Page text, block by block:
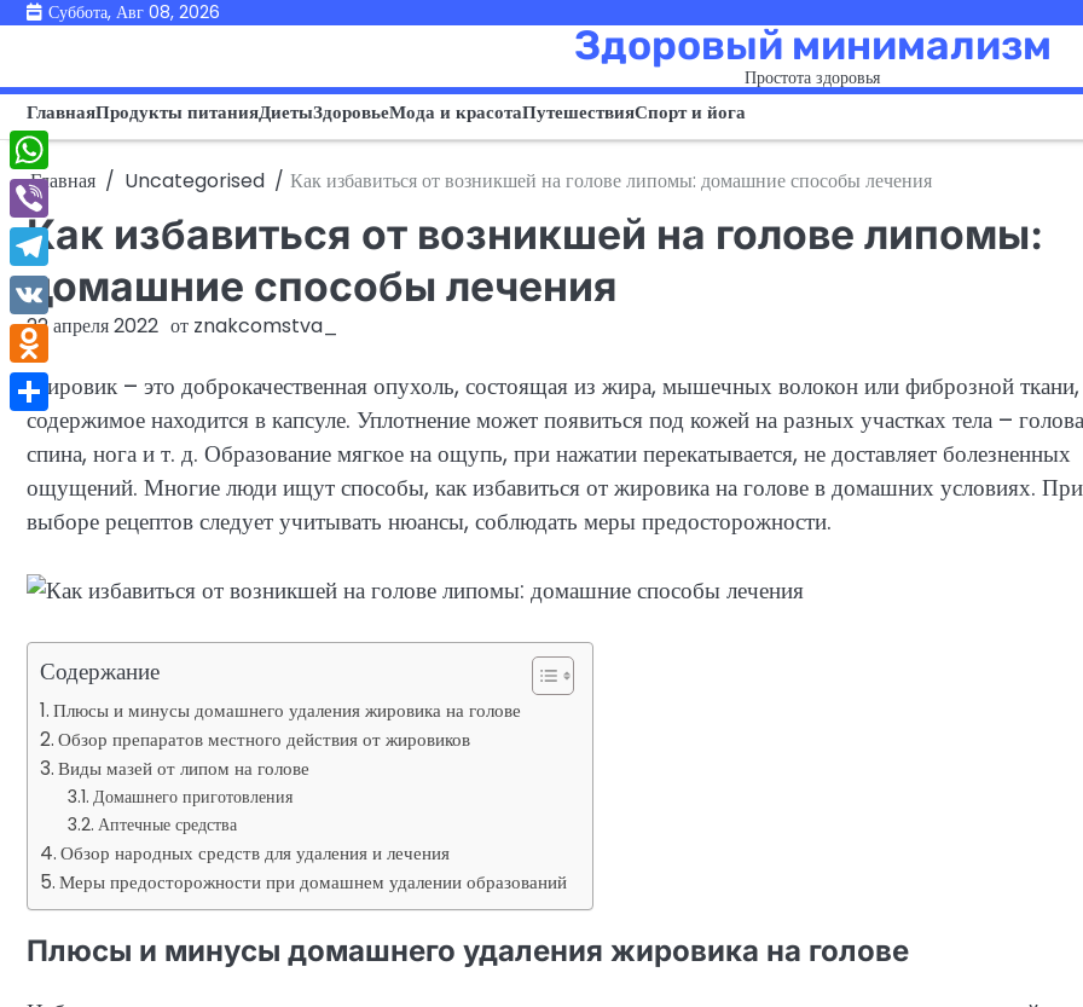
ПерейтиСуббота, Авг 08, 2026
Здоровый минимализм
Простота здоровья
ГлавнаяПродукты питанияДиетыЗдоровьеМода и красотаПутешествияСпорт и йога
Главная Uncategorised Как избавиться от возникшей на голове липомы: домашние способы лечения
Как избавиться от возникшей на голове липомы:
домашние способы лечения
22 апреля 2022 от znakcomstva_
Жировик – это доброкачественная опухоль, состоящая из жира, мышечных волокон или фиброзной ткани,
содержимое находится в капсуле. Уплотнение может появиться под кожей на разных участках тела –
спина, нога и т. д. Образование мягкое на ощупь, при нажатии перекатывается, не доставляет болезненных
ощущений. Многие люди ищут способы, как избавиться от жировика на голове в домашних условиях. При
выборе рецептов следует учитывать нюансы, соблюдать меры предосторожности.
Содержание
Плюсы и минусы домашнего удаления жировика на голове
Обзор препаратов местного действия от жировиков
Виды мазей от липом на голове
Домашнего приготовления
Аптечные средства
Обзор народных средств для удаления и лечения
Меры предосторожности при домашнем удалении образований
Плюсы и минусы домашнего удаления жировика на голове
WhatsApp
Viber
Telegram
VK
Odnoklassniki
Отправить